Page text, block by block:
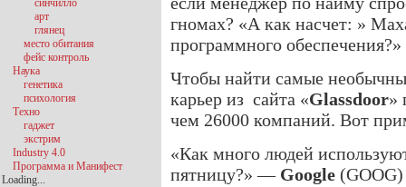
гномах? «А как насчет: »
программного обеспечения?»
Чтобы найти самые
карьер из сайта «Glassdoor»
чем 26000 компаний. Вот
«Как много людей
пятницу?» — Google
синчилло
арт
глянец
место обитания
фейс контроль
Наука
генетика
психология
Техно
гаджет
экстрим
Industry 4.0
Программа и Манифест
Loading...